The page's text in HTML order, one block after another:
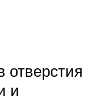
отверстия
и